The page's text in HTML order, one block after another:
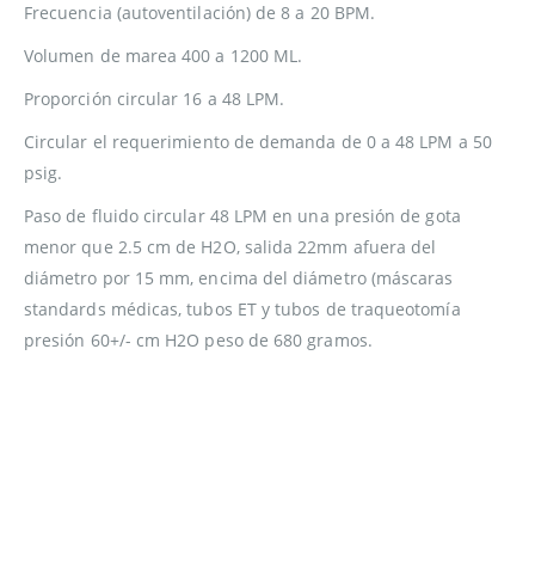
Frecuencia (autoventilación) de 8 a 20 BPM.
Volumen de marea 400 a 1200 ML.
Proporción circular 16 a 48 LPM.
Circular el requerimiento de demanda de 0 a 48 LPM a 50
psig.
Paso de fluido circular 48 LPM en una presión de gota
menor que 2.5 cm de H2O, salida 22mm afuera del
diámetro por 15 mm, encima del diámetro (máscaras
standards médicas, tubos ET y tubos de traqueotomía
presión 60+/- cm H2O peso de 680 gramos.